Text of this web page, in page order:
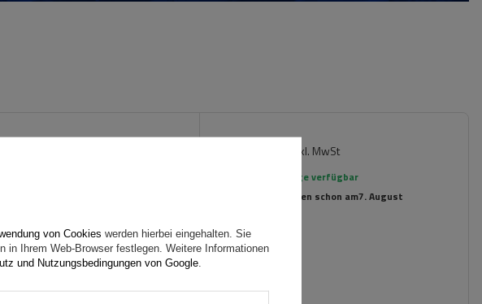
inkl. MwSt
Große Menge verfügbar
Wir versenden schon am7. August
von Cookies werden hierbei eingehalten. Sie
in Ihrem Web-Browser festlegen. Weitere Informationen
und Nutzungsbedingungen von Google